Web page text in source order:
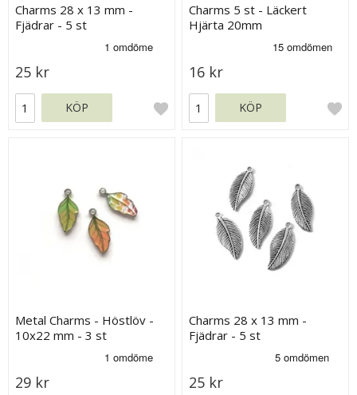
Charms 28 x 13 mm -
Fjädrar - 5 st
25 kr
KÖP
Charms 5 st - Läckert
Hjärta 20mm
16 kr
KÖP
Metal Charms - Höstlöv -
10x22 mm - 3 st
29 kr
Charms 28 x 13 mm -
Fjädrar - 5 st
25 kr